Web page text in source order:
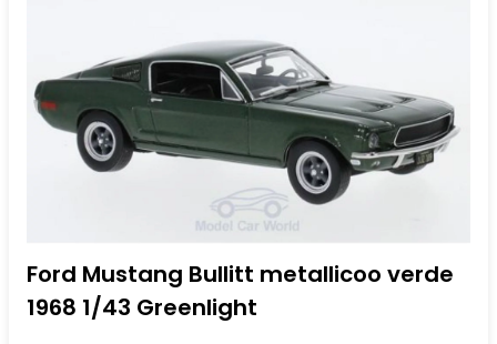
Ford Mustang Bullitt metallicoo verde
1968 1/43 Greenlight